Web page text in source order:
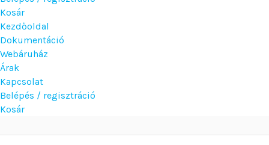
Kosár
Kezdőoldal
Dokumentáció
Webáruház
Árak
Kapcsolat
Belépés / regisztráció
Kosár